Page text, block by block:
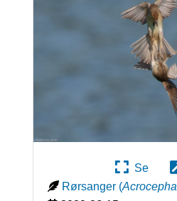
Se
Rørsanger (